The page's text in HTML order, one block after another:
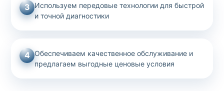
3 Используем передовые технологии для быстрой
и точной диагностики
4 Обеспечиваем качественное обслуживание и
предлагаем выгодные ценовые условия